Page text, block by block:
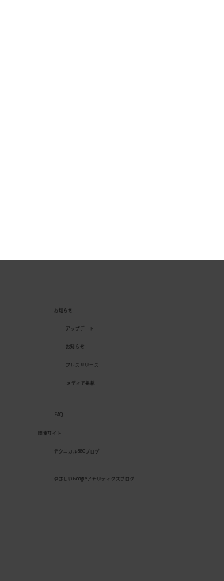
ニューアルのお知らせ
お知らせ
アップデート
お知らせ
プレスリリース
メディア掲載
FAQ
関連サイト
テクニカルSEOブログ
やさしいGoogleアナリティクスブログ